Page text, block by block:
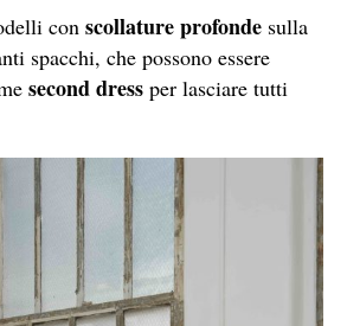
con scollature profonde sulla
spacchi, che possono essere
second dress per lasciare tutti